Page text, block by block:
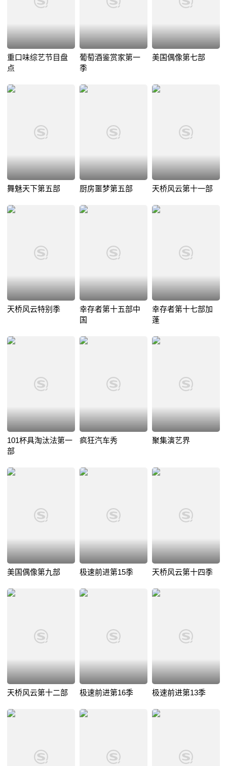
重口味综艺节目盘
点
葡萄酒鉴赏家第一
季
美国偶像第七部
舞魅天下第五部 厨房噩梦第五部 天桥风云第十一部
天桥风云特别季
幸存者第十五部中
国
幸存者第十七部加
蓬
101杯具淘汰法第一
部
疯狂汽车秀 聚集演艺界
美国偶像第九部 极速前进第15季 天桥风云第十四季
天桥风云第十二部 极速前进第16季 极速前进第13季